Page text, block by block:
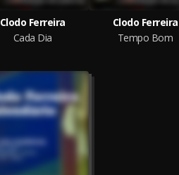
Clodo Ferreira
Cada Dia
Clodo Ferreira
Tempo Bom